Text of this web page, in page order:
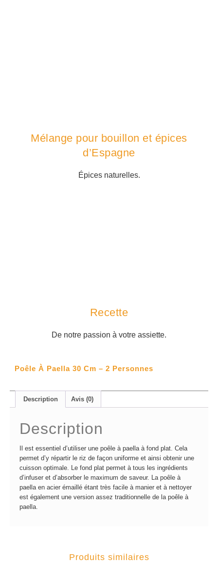
Mélange pour bouillon et épices
d’Espagne
Épices naturelles.
Recette
De notre passion à votre assiette.
Produits similaires
Poêle À Paella 30 Cm – 2 Personnes
Description Avis (0)
Description
Il est essentiel d’utiliser une poêle à paella à fond plat. Cela
permet d’y répartir le riz de façon uniforme et ainsi obtenir une
cuisson optimale. Le fond plat permet à tous les ingrédients
d’infuser et d’absorber le maximum de saveur. La poêle à
paella en acier émaillé étant très facile à manier et à nettoyer
est également une version assez traditionnelle de la poêle à
paella.